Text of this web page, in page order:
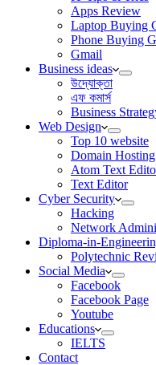
Apps Review
Laptop Buying
Phone Buying
Gmail
Business ideas
উদ্যোক্তা
এফ কমার্স
Business
Web Design
Top 10 website
Domain Hosting
Atom Text
Text Editor
Cyber Security
Hacking
Network
Diploma-in-
Polytechnic
Social Media
Facebook
Facebook Page
Youtube
Educations
IELTS
Contact